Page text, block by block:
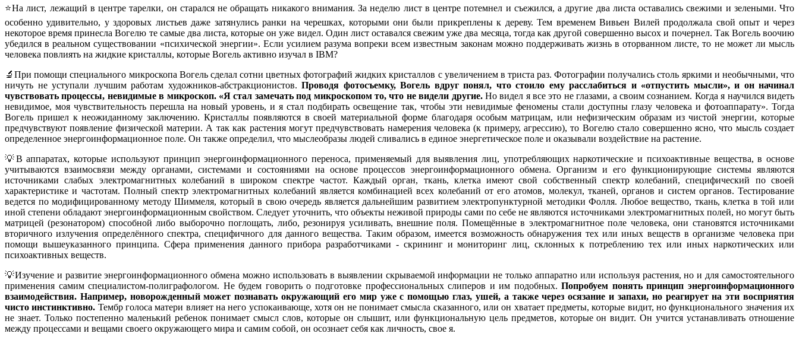
⭐На лист, лежащий в центре тарелки, он старался не обращать никакого внимания. За неделю лист в центре потемнел и съежился, а другие два листа оставались свежими и зелеными. Что
особенно удивительно, у здоровых листьев даже затянулись ранки на черешках, которыми они были прикреплены к дереву. Тем временем Вивьен Вилей продолжала свой опыт и через
некоторое время принесла Вогелю те самые два листа, которые он уже видел. Один лист оставался свежим уже два месяца, тогда как другой совершенно высох и почернел. Так Вогель воочию
убедился в реальном существовании «психической энергии». Если усилием разума вопреки всем известным законам можно поддерживать жизнь в оторванном листе, то не может ли мысль
человека повлиять на жидкие кристаллы, которые Вогель активно изучал в IBM?
🔬При помощи специального микроскопа Вогель сделал сотни цветных фотографий жидких кристаллов с увеличением в триста раз. Фотографии получались столь яркими и необычными, что
ничуть не уступали лучшим работам художников-абстракционистов. Проводя фотосъемку, Вогель вдруг понял, что стоило ему расслабиться и «отпустить мысли», и он начинал
чувствовать процессы, невидимые в микроскоп. «Я стал замечать под микроскопом то, что не видели другие.Но видел я все это не глазами, а своим сознанием. Когда я научился видеть
невидимое, моя чувствительность перешла на новый уровень, и я стал подбирать освещение так, чтобы эти невидимые феномены стали доступны глазу человека и фотоаппарату». Тогда
Вогель пришел к неожиданному заключению. Кристаллы появляются в своей материальной форме благодаря особым матрицам, или нефизическим образам из чистой энергии, которые
предчувствуют появление физической материи. А так как растения могут предчувствовать намерения человека (к примеру, агрессию), то Вогелю стало совершенно ясно, что мысль создает
определенное энергоинформационное поле. Он также определил, что мыслеобразы людей сливались в единое энергетическое поле и оказывали воздействие на растение.
💡В аппаратах, которые используют принцип энергоинформационного переноса, применяемый для выявления лиц, употребляющих наркотические и психоактивные вещества, в основе
учитываются взаимосвязи между органами, системами и состояниями на основе процессов энергоинформационного обмена. Организм и его функционирующие системы являются
источниками слабых электромагнитных колебаний в широком спектре частот. Каждый орган, ткань, клетка имеют свой собственный спектр колебаний, специфический по своей
характеристике и частотам. Полный спектр электромагнитных колебаний является комбинацией всех колебаний от его атомов, молекул, тканей, органов и систем органов. Тестирование
ведется по модифицированному методу Шиммеля, который в свою очередь является дальнейшим развитием электропунктурной методики Фолля. Любое вещество, ткань, клетка в той или
иной степени обладают энергоинформационным свойством. Следует уточнить, что объекты неживой природы сами по себе не являются источниками электромагнитных полей, но могут быть
матрицей (резонатором) способной либо выборочно поглощать, либо, резонируя усиливать, внешние поля. Помещённые в электромагнитное поле человека, они становятся источниками
вторичного излучения определённого спектра, специфичного для данного вещества. Таким образом, имеется возможность обнаружения тех или иных веществ в организме человека при
помощи вышеуказанного принципа. Сфера применения данного прибора разработчиками - скрининг и мониторинг лиц, склонных к потреблению тех или иных наркотических или
психоактивных веществ.
💡Изучение и развитие энергоинформационного обмена можно использовать в выявлении скрываемой информации не только аппаратно или используя растения, но и для самостоятельного
применения самим специалистом-полиграфологом. Не будем говорить о подготовке профессиональных слиперов и им подобных.Попробуем понять принцип энергоинформационного
взаимодействия. Например, новорожденный может познавать окружающий его мир уже с помощью глаз, ушей, а также через осязание и запахи, но реагирует на эти восприятия
чисто инстинктивно. Тембр голоса матери влияет на него успокаивающе, хотя он не понимает смысла сказанного, или он хватает предметы, которые видит, но функционального значения их
не знает. Только постепенно маленький ребенок понимает смысл слов, которые он слышит, или функциональную цель предметов, которые он видит. Он учится устанавливать отношение
между процессами и вещами своего окружающего мира и самим собой, он осознает себя как личность, свое я.